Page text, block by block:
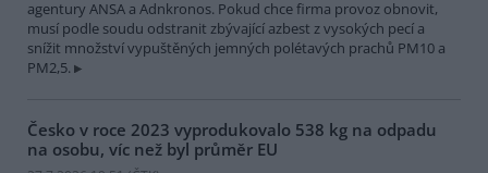
agentury ANSA a Adnkronos. Pokud chce firma provoz obnovit,
musí podle soudu odstranit zbývající azbest z vysokých pecí a
snížit množství vypuštěných jemných polétavých prachů PM10 a
PM2,5.
Česko v roce 2023 vyprodukovalo 538 kg na odpadu
na osobu, víc než byl průměr EU